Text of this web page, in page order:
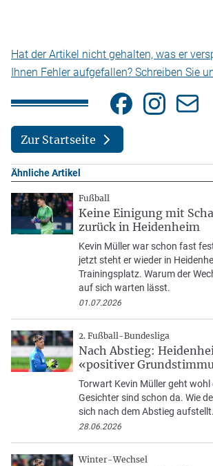
Hat der Artikel nicht gehalten, was er
Ihnen Fehler aufgefallen? Schreiben Sie
Zur Startseite
Ähnliche Artikel
Fußball
Keine Einigung mit
zurück in Heidenheim
Kevin Müller war schon fast
jetzt steht er wieder in
Trainingsplatz. Warum der
auf sich warten lässt.
01.07.2026
2. Fußball-Bundesliga
Nach Abstieg:
«positiver
Torwart Kevin Müller geht wohl
Gesichter sind schon da. Wie
sich nach dem Abstieg aufstellt.
28.06.2026
Winter-Wechsel